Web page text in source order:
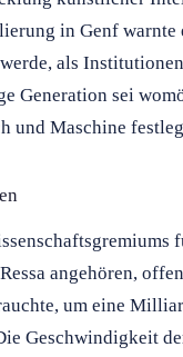
in Genf warnte
als
Generation sei
und Maschine
angehören,
um eine
Geschwindigkeit